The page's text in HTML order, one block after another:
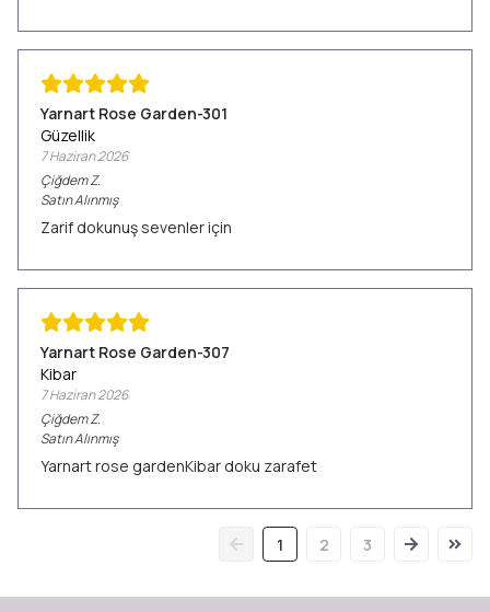
Yarnart Rose Garden-301
Güzellik
7 Haziran 2026
ÇiğdemZ.
Satın Alınmış
Zarif dokunuş sevenler için
Yarnart Rose Garden-307
Kibar
7 Haziran 2026
ÇiğdemZ.
Satın Alınmış
Yarnart rose gardenKibar doku zarafet
1 2 3